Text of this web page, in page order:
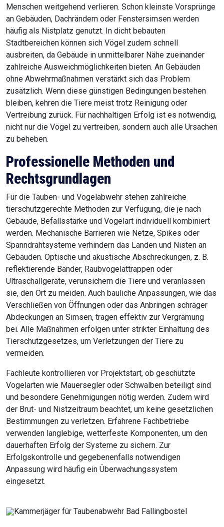
Menschen weitgehend verlieren. Schon kleinste Vorsprünge
an Gebäuden, Dachrändern oder Fenstersimsen werden
häufig als Nistplatz genutzt. In dicht bebauten
Stadtbereichen können sich Vögel zudem schnell
ausbreiten, da Gebäude in unmittelbarer Nähe zueinander
zahlreiche Ausweichmöglichkeiten bieten. An Gebäuden
ohne Abwehrmaßnahmen verstärkt sich das Problem
zusätzlich. Wenn diese günstigen Bedingungen bestehen
bleiben, kehren die Tiere meist trotz Reinigung oder
Vertreibung zurück. Für nachhaltigen Erfolg ist es notwendig,
nicht nur die Vögel zu vertreiben, sondern auch alle Ursachen
zu beheben.
Professionelle Methoden und
Rechtsgrundlagen
Für die Tauben- und Vogelabwehr stehen zahlreiche
tierschutzgerechte Methoden zur Verfügung, die je nach
Gebäude, Befallsstärke und Vogelart individuell kombiniert
werden. Mechanische Barrieren wie Netze, Spikes oder
Spanndrahtsysteme verhindern das Landen und Nisten an
Gebäuden. Optische und akustische Abschreckungen, z. B.
reflektierende Bänder, Raubvogelattrappen oder
Ultraschallgeräte, verunsichern die Tiere und veranlassen
sie, den Ort zu meiden. Auch bauliche Anpassungen, wie das
Verschließen von Öffnungen oder das Anbringen schräger
Abdeckungen an Simsen, tragen effektiv zur Vergrämung
bei. Alle Maßnahmen erfolgen unter strikter Einhaltung des
Tierschutzgesetzes, um Verletzungen der Tiere zu
vermeiden.
Fachleute kontrollieren vor Projektstart, ob geschützte
Vogelarten wie Mauersegler oder Schwalben beteiligt sind
und besondere Genehmigungen nötig werden. Zudem wird
der Brut- und Nistzeitraum beachtet, um keine gesetzlichen
Bestimmungen zu verletzen. Erfahrene Fachbetriebe
verwenden langlebige, wetterfeste Komponenten, um den
dauerhaften Erfolg der Systeme zu sichern. Zur
Erfolgskontrolle und gegebenenfalls notwendigen
Anpassung wird häufig ein Überwachungssystem
eingesetzt.